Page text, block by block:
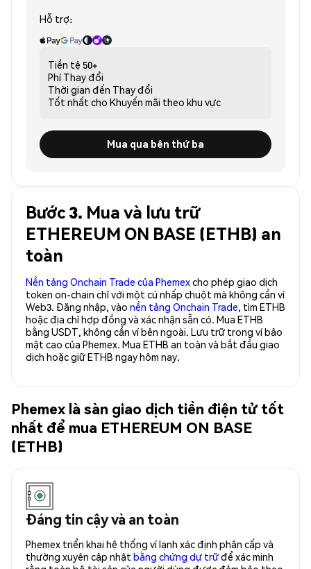
Hỗ trợ:
Tiền tệ 50+
Phí Thay đổi
Thời gian đến Thay đổi
Tốt nhất cho Khuyến mãi theo khu vực
Mua qua bên thứ ba
Bước 3. Mua và lưu trữ
ETHEREUM ON BASE (ETHB) an
toàn
Nền tảng Onchain Trade của Phemexcho phép giao dịch
token on-chain chỉ với một cú nhấp chuột mà không cần ví
Web3. Đăng nhập, vào nền tảng Onchain Trade, tìm ETHB
hoặc địa chỉ hợp đồng và xác nhận sẵn có. Mua ETHB
bằng USDT, không cần ví bên ngoài. Lưu trữ trong ví bảo
mật cao của Phemex. Mua ETHB an toàn và bắt đầu giao
dịch hoặc giữ ETHB ngay hôm nay.
Phemex là sàn giao dịch tiền điện tử tốt
nhất để mua ETHEREUM ON BASE
(ETHB)
Đáng tin cậy và an toàn
Phemex triển khai hệ thống ví lạnh xác định phân cấp và
thường xuyên cập nhật bằng chứng dự trữđể xác minh